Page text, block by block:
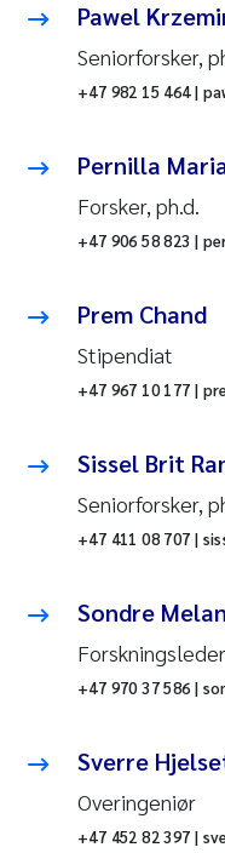
Pawel
Seniorforsker,
+47 982 15 464 |
Pernilla
Forsker, ph.d.
+47 906 58 823 |
Prem Chand
Stipendiat
+47 967 10 177 |
Sissel Brit
Seniorforsker,
+47 411 08 707 |
Sondre
Forskningsleder
+47 970 37 586 |
Sverre
Overingeniør
+47 452 82 397 |